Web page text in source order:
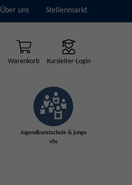
Über uns Stellenmarkt
Warenkorb Kursleiter-Login
Jugendkunstschule & junge
vhs